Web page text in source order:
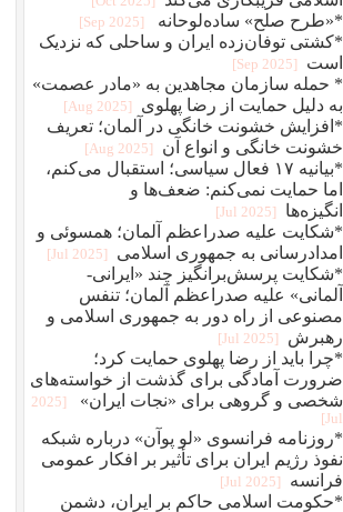
*«طرح صلح» ساده‌لوحانه [2025 Sep]
*کشتی توفان‌زده ایران و ساحلی که نزدیک
است
[2025 Sep]
* حمله سازمان مجاهدین به «مادر عصمت»
به دلیل حمایت از رضا پهلوی
[2025 Aug]
*افزایش خشونت خانگی در آلمان؛ تعریف
خشونت خانگی و انواع آن
[2025 Aug]
*بیانیه ۱۷ فعال سیاسی؛ استقبال می‌کنم،
اما حمایت نمی‌کنم: ضعف‌ها و
انگیزه‌ها
[2025 Jul]
*شکایت علیه صدراعظم آلمان؛ همسوئی و
امدادرسانی به جمهوری اسلامی
[2025 Jul]
*شکایت پرسش‌برانگیز چند «ایرانی-
آلمانی» علیه صدراعظم آلمان؛ تنفس
مصنوعی از راه دور به جمهوری اسلامی و
رهبرش
[2025 Jul]
*چرا باید از رضا پهلوی حمایت کرد؛
ضرورت آمادگی برای گذشت از خواسته‌های
شخصی و گروهی برای «نجات ایران»
[2025
Jul]
*روزنامه فرانسوی «لو پوآن» درباره شبکه
نفوذ رژیم ایران برای تأثیر بر افکار عمومی‌
فرانسه
[2025 Jul]
*حکومت اسلامی حاکم بر ایران، دشمن